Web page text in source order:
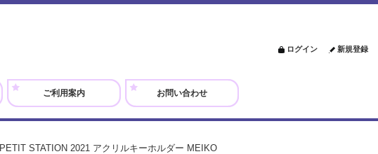
ログイン 新規登録
ご利用案内 お問い合わせ
PETIT STATION 2021 アクリルキーホルダー MEIKO